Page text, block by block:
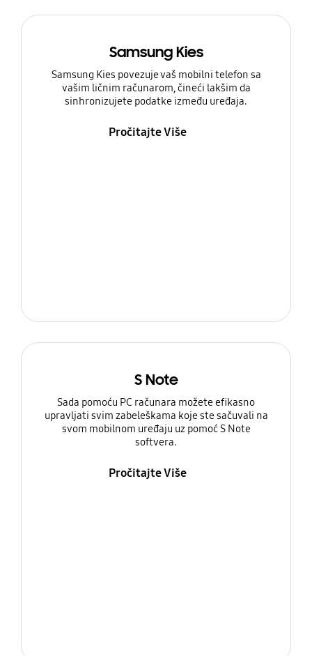
Samsung Kies
Samsung Kies povezuje vaš mobilni telefon sa
vašim ličnim računarom, čineći lakšim da
sinhronizujete podatke između uređaja.
Pročitajte Više
S Note
Sada pomoću PC računara možete efikasno
upravljati svim zabeleškama koje ste sačuvali na
svom mobilnom uređaju uz pomoć S Note
softvera.
Pročitajte Više